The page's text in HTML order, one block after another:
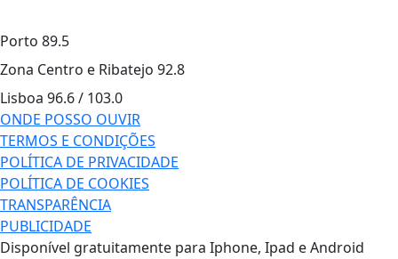
Porto 89.5
Zona Centro e Ribatejo 92.8
Lisboa 96.6 / 103.0
ONDE POSSO OUVIR
TERMOS E CONDIÇÕES
POLÍTICA DE PRIVACIDADE
POLÍTICA DE COOKIES
TRANSPARÊNCIA
PUBLICIDADE
Disponível gratuitamente para Iphone, Ipad e Android